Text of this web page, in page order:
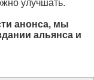
улучшать.
анонса, мы
альянса и